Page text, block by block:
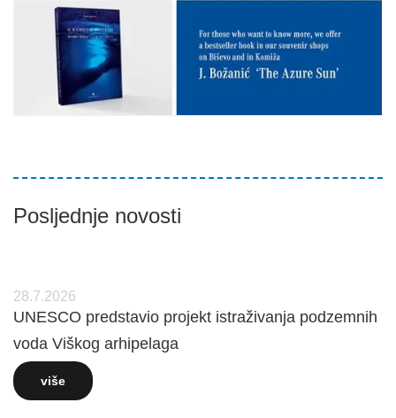
Posljednje novosti
28.7.2026
UNESCO predstavio projekt istraživanja podzemnih
voda Viškog arhipelaga
više